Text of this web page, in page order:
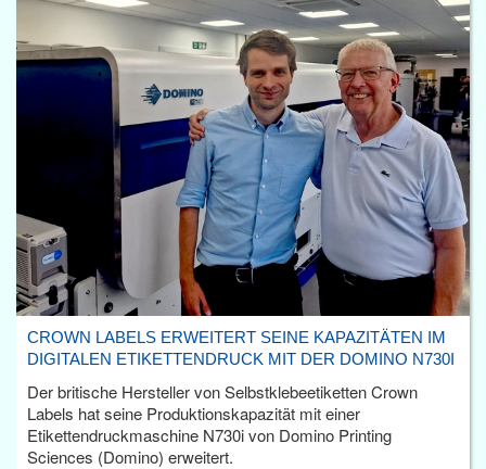
CROWN LABELS ERWEITERT SEINE KAPAZITÄTEN IM
DIGITALEN ETIKETTENDRUCK MIT DER DOMINO N730I
Der britische Hersteller von Selbstklebeetiketten Crown
Labels hat seine Produktionskapazität mit einer
Etikettendruckmaschine N730i von Domino Printing
Sciences (Domino) erweitert.